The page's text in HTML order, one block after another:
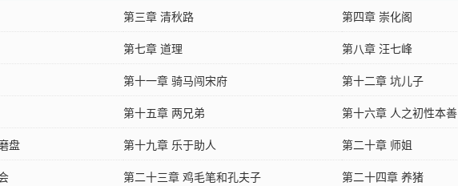
第三章 清秋路
第四章 崇化阁
第七章 道理
第八章 汪七峰
第十一章 骑马闯宋府
第十二章 坑儿子
第十五章 两兄弟
第十六章 人之初性本善
盘 第十九章 乐于助人
第二十章 师姐
第二十三章 鸡毛笔和孔夫子 第二十四章 养猪